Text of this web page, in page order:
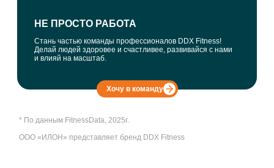
НЕ ПРОСТО РАБОТА
Стань частью команды профессионалов DDX Fitness!
Делай людей здоровее и счастливее, развивайся с нами
и влияй на масштаб.
Хочу в команду
* По данным FitnessData, 2025г.
ООО «ИЛОН» представляет бренд DDX Fitness